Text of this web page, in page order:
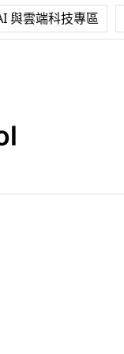
與雲端科技專區